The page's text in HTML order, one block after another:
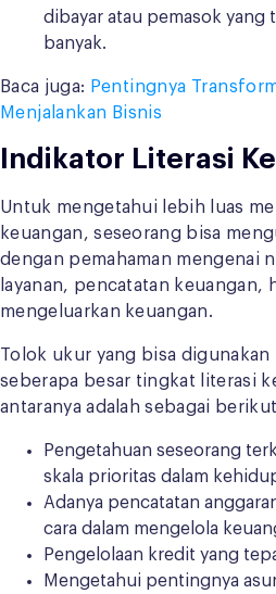
dibayar atau pemasok yang
banyak.
Baca juga: Pentingnya
Menjalankan Bisnis
Indikator Literasi
Untuk mengetahui lebih luas
keuangan, seseorang bisa
dengan pemahaman mengenai
layanan, pencatatan keuangan,
mengeluarkan keuangan.
Tolok ukur yang bisa
seberapa besar tingkat literasi
antaranya adalah sebagai
Pengetahuan seseorang
skala prioritas dalam
Adanya pencatatan
cara dalam mengelola
Pengelolaan kredit yang
Mengetahui pentingnya